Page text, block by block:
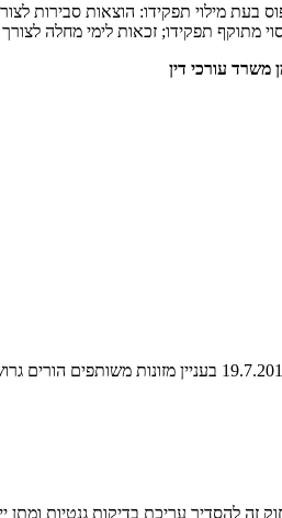
בעת מילוי תפקידו: הוצאות סבירות
מתוקף תפקידו; זכאות לימי מחלה
משרד עורכי דין